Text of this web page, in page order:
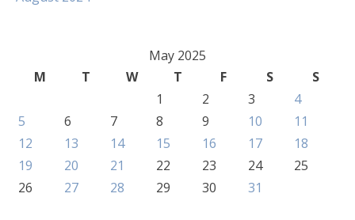
May 2025
M
T W T F S
S
1
2 3
4
5
6 7 8 9 10
11
12
13 14 15 16 17
18
19
20 21 22 23 24
25
26
27 28 29 30 31